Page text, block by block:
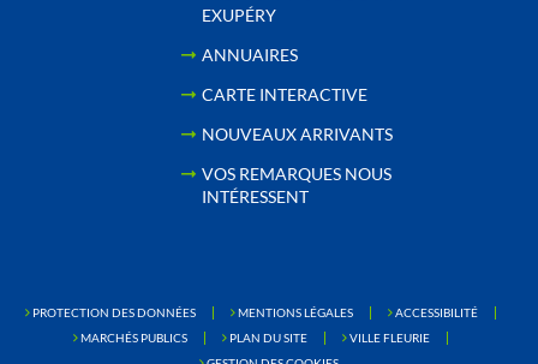
EXUPÉRY
ANNUAIRES
CARTE INTERACTIVE
NOUVEAUX ARRIVANTS
VOS REMARQUES NOUS
INTÉRESSENT
PROTECTION DES DONNÉES MENTIONS LÉGALES
ACCESSIBILITÉ
MARCHÉS PUBLICS
PLAN DU SITE
VILLE FLEURIE